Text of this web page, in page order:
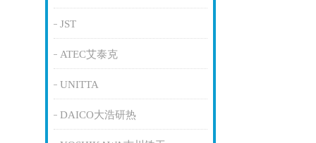
JST
ATEC艾泰克
UNITTA
DAICO大浩研热